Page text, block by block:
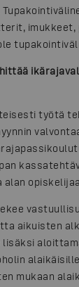
imukkeet,
työtä
alan
aikuisten
lisäksi
mukaan